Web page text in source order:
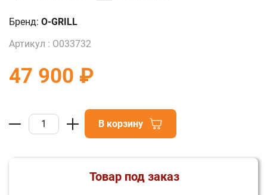
Бренд: O-GRILL
Артикул : О033732
47 900 ₽
В корзину
Товар под заказ